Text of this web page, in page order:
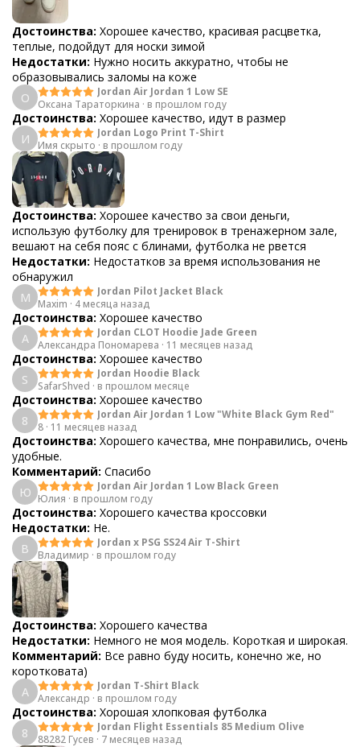
Достоинства: Хорошее качество, красивая расцветка,
теплые, подойдут для носки зимой
Недостатки: Нужно носить аккуратно, чтобы не
образовывались заломы на коже
О
Jordan Air Jordan 1 Low SE
Оксана Тараторкина · в прошлом году
Достоинства: Хорошее качество, идут в размер
И
Jordan Logo Print T-Shirt
Имя скрыто · в прошлом году
Достоинства: Хорошее качество за свои деньги,
использую футболку для тренировок в тренажерном зале,
вешают на себя пояс с блинами, футболка не рвется
Недостатки: Недостатков за время использования не
обнаружил
M
Jordan Pilot Jacket Black
Maxim · 4 месяца назад
Достоинства: Хорошее качество
А
Jordan CLOT Hoodie Jade Green
Александра Пономарева · 11 месяцев назад
Достоинства: Хорошее качество
S
Jordan Hoodie Black
SafarShved · в прошлом месяце
Достоинства: Хорошее качество
8
Jordan Air Jordan 1 Low "White Black Gym Red"
8 · 11 месяцев назад
Достоинства: Хорошего качества, мне понравились, очень
удобные.
Комментарий: Спасибо
Ю
Jordan Air Jordan 1 Low Black Green
Юлия · в прошлом году
Достоинства: Хорошего качества кроссовки
Недостатки: Не.
В
Jordan x PSG SS24 Air T-Shirt
Владимир · в прошлом году
Достоинства: Хорошего качества
Недостатки: Немного не моя модель. Короткая и широкая.
Комментарий: Все равно буду носить, конечно же, но
коротковата)
А
Jordan T-Shirt Black
Александр · в прошлом году
Достоинства: Хорошая хлопковая футболка
8
Jordan Flight Essentials 85 Medium Olive
88282 Гусев · 7 месяцев назад